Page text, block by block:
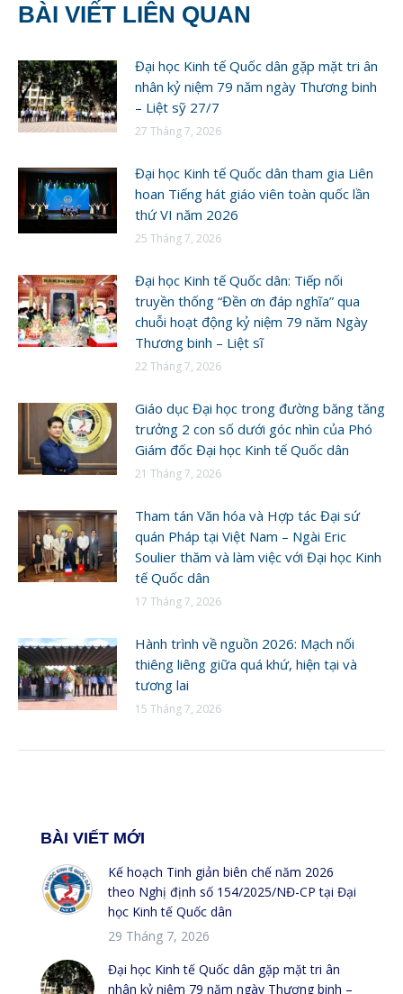
BÀI VIẾT LIÊN QUAN
Đại học Kinh tế Quốc dân gặp mặt tri ân
nhân kỷ niệm 79 năm ngày Thương binh
– Liệt sỹ 27/7
27 Tháng 7, 2026
Đại học Kinh tế Quốc dân tham gia Liên
hoan Tiếng hát giáo viên toàn quốc lần
thứ VI năm 2026
25 Tháng 7, 2026
Đại học Kinh tế Quốc dân: Tiếp nối
truyền thống “Đền ơn đáp nghĩa” qua
chuỗi hoạt động kỷ niệm 79 năm Ngày
Thương binh – Liệt sĩ
22 Tháng 7, 2026
Giáo dục Đại học trong đường băng tăng
trưởng 2 con số dưới góc nhìn của Phó
Giám đốc Đại học Kinh tế Quốc dân
21 Tháng 7, 2026
Tham tán Văn hóa và Hợp tác Đại sứ
quán Pháp tại Việt Nam – Ngài Eric
Soulier thăm và làm việc với Đại học Kinh
tế Quốc dân
17 Tháng 7, 2026
Hành trình về nguồn 2026: Mạch nối
thiêng liêng giữa quá khứ, hiện tại và
tương lai
15 Tháng 7, 2026
BÀI VIẾT MỚI
Kế hoạch Tinh giản biên chế năm 2026
theo Nghị định số 154/2025/NĐ-CP tại Đại
học Kinh tế Quốc dân
29 Tháng 7, 2026
Đại học Kinh tế Quốc dân gặp mặt tri ân
nhân kỷ niệm 79 năm ngày Thương binh –